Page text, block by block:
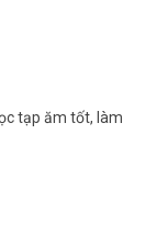
tạp ăm tốt, làm